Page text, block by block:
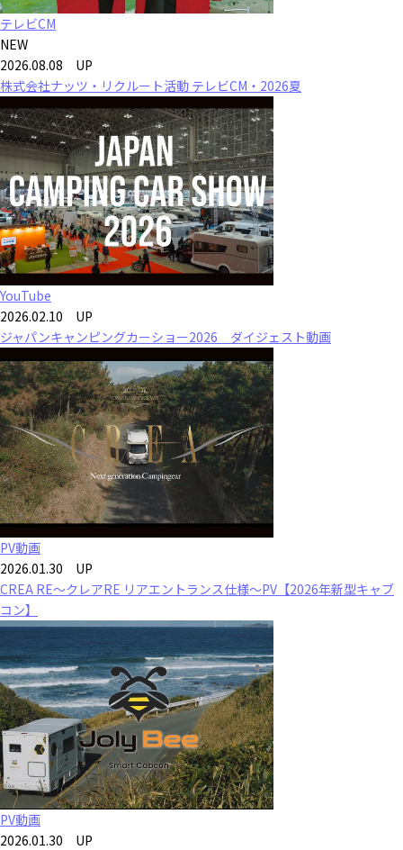
テレビCM
NEW
2026.08.08 UP
株式会社ナッツ・リクルート活動 テレビCM・2026夏
YouTube
2026.02.10 UP
ジャパンキャンピングカーショー2026 ダイジェスト動画
PV動画
2026.01.30 UP
CREA RE～クレアRE リアエントランス仕様～PV【2026年新型キャブ
コン】
PV動画
2026.01.30 UP